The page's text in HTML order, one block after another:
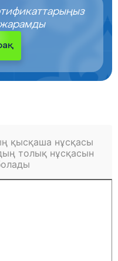
жарамды
қысқаша нұсқасы
толық нұсқасын